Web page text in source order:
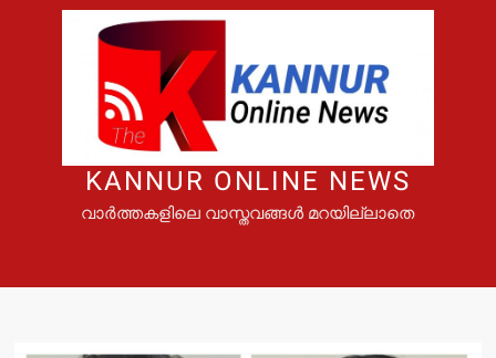
KANNUR ONLINE NEWS
വാർത്തകളിലെ വാസ്തവങ്ങൾ മറയില്ലാതെ